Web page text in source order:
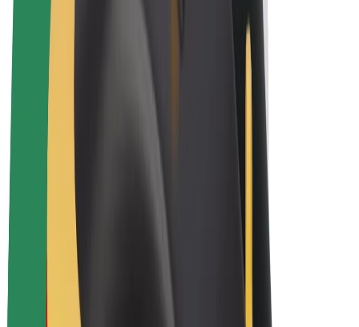
Zarada vozača
Dostavljači
Zarada dostavljača
Bolt Food trgovci
Flote
Franšize